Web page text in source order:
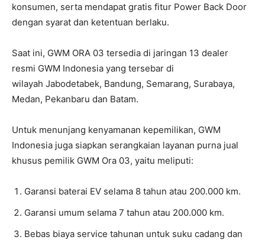
konsumen, serta mendapat gratis fitur Power Back Door
dengan syarat dan ketentuan berlaku.
Saat ini, GWM ORA 03 tersedia di jaringan 13 dealer
resmi GWM Indonesia yang tersebar di
wilayah Jabodetabek, Bandung, Semarang, Surabaya,
Medan, Pekanbaru dan Batam.
Untuk menunjang kenyamanan kepemilikan, GWM
Indonesia juga siapkan serangkaian layanan purna jual
khusus pemilik GWM Ora 03, yaitu meliputi:
Garansi baterai EV selama 8 tahun atau 200.000 km.
Garansi umum selama 7 tahun atau 200.000 km.
Bebas biaya service tahunan untuk suku cadang dan